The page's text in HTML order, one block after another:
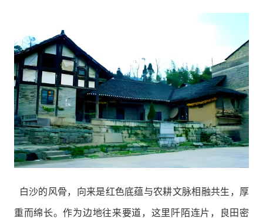
白沙的风骨，向来是红色底蕴与农耕文脉相融共生，厚
重而绵长。作为边地往来要道，这里阡陌连片，良田密